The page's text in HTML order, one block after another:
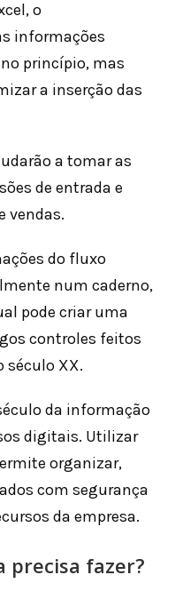
o
informações
princípio, mas
a inserção das
a tomar as
de entrada e
vendas.
do fluxo
num caderno,
pode criar uma
controles feitos
século XX.
da informação
digitais. Utilizar
organizar,
com segurança
da empresa.
precisa fazer?